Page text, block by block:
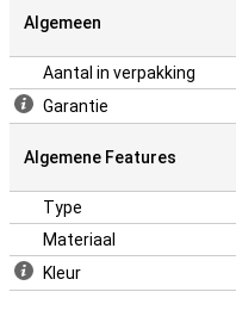
Algemeen
Aantal in verpakking
Garantie
Algemene Features
Type
Materiaal
Kleur